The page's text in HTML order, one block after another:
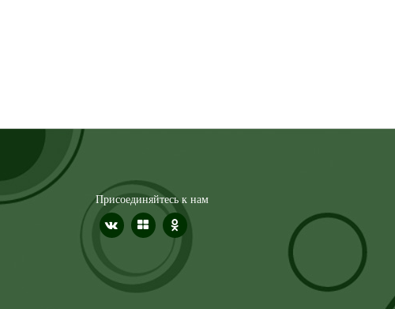
Присоединяйтесь к нам